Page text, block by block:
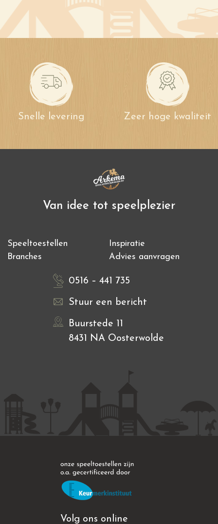
Snelle levering Zeer hoge kwaliteit
Van idee tot speelplezier
Speeltoestellen
Inspiratie
Branches
Advies aanvragen
0516 – 441 735
Stuur een bericht
Buurstede 11
8431 NA Oosterwolde
Volg ons online